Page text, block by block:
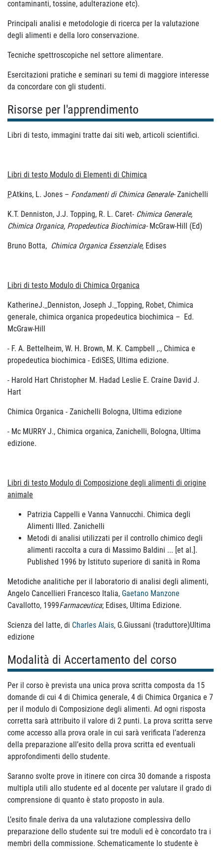
contaminanti, tossine, adulterazione etc).
Principali analisi e metodologie di ricerca per la valutazione
degli alimenti e della loro conservazione.
Tecniche spettroscopiche nel settore alimentare.
Esercitazioni pratiche e seminari su temi di maggiore interesse
da concordare con gli studenti.
Risorse per l'apprendimento
Libri di testo, immagini tratte dai siti web, articoli scientifici.
Libri di testo Modulo di Elementi di Chimica
P.Atkins, L. Jones – Fondamenti di Chimica Generale-Zanichelli
K.T. Denniston, J.J. Topping, R. L. Caret- Chimica Generale,
Chimica Organica, Propedeutica Biochimica-McGraw-Hill (Ed)
Bruno Botta, Chimica Organica Essenziale, Edises
Libri di testo Modulo di Chimica Organica
KatherineJ._Denniston, Joseph J._Topping, Robet, Chimica
generale, chimica organica propedeutica biochimica – Ed.
McGraw-Hill
- F. A. Bettelheim, W. H. Brown, M. K. Campbell ,., Chimica e
propedeutica biochimica - EdiSES, Ultima edizione.
- Harold Hart Christopher M. Hadad Leslie E. Craine David J.
Hart
Chimica Organica - Zanichelli Bologna, Ultima edizione
- Mc MURRY J., Chimica organica, Zanichelli, Bologna, Ultima
edizione.
Libri di testo Modulo di Composizione degli alimenti di origine
animale
Patrizia Cappelli e Vanna Vannucchi. Chimica degli
Alimenti IIIed. Zanichelli
Metodi di analisi utilizzati per il controllo chimico degli
alimenti raccolta a cura di Massimo Baldini ... [et al.].
Published 1996 by Istituto superiore di sanità in Roma
Metodiche analitiche per il laboratorio di analisi degli alimenti,
Angelo Cancellieri Francesco Italia, Gaetano Manzone
Cavallotto, 1999Farmaceutica; Edises, Ultima Edizione.
Scienza del latte, di Charles Alais, G.Giussani (traduttore)Ultima
edizione
Modalità di Accertamento del corso
Per il corso è prevista una unica prova scritta composta da 15
domande di cui 4 di Chimica generale, 4 di Chimica Organica e 7
per il modulo di Composizione degli alimenti. Ad ogni risposta
corretta sarà attribuito il valore di 2 punti. La prova scritta serve
come accesso alla prova orale in cui sarà verificata l’aderenza
della preparazione all’esito della prova scritta ed eventuali
approfondimenti dello studente.
Saranno svolte prove in itinere con circa 30 domande a risposta
multipla utili allo studente ed al docente per valutare il grado di
comprensione di quanto è stato proposto in aula.
L’esito finale deriva da una valutazione complessiva dello
preparazione dello studente sui tre moduli ed è concordato tra i
membri della commissione. Schematicamente lo studente è